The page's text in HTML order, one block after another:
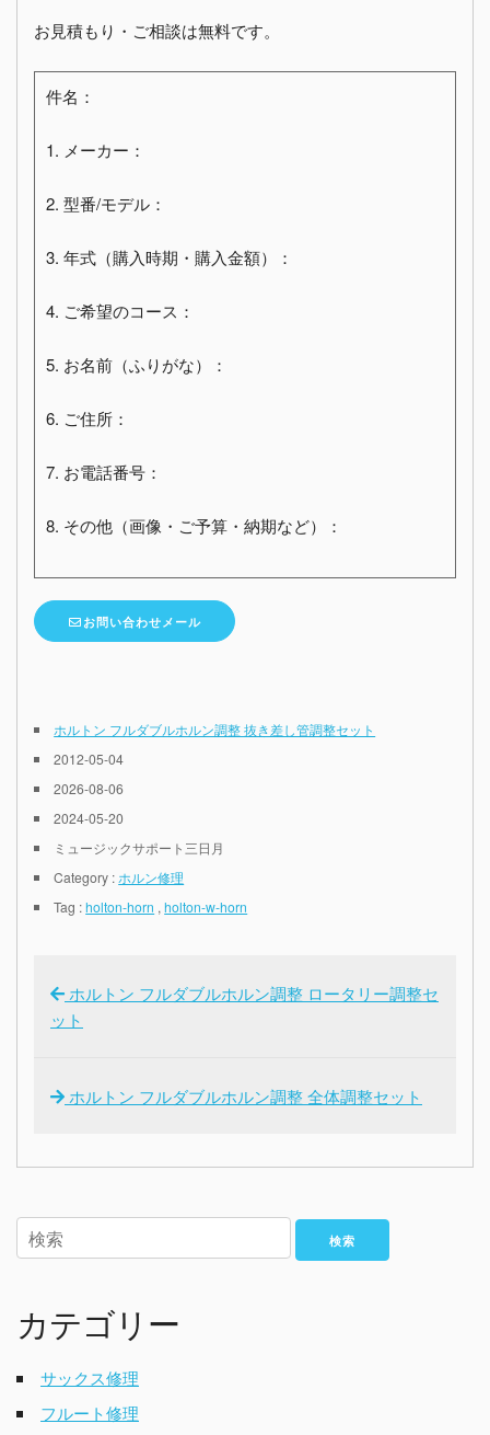
お見積もり・ご相談は無料です。
件名：
1. メーカー：
2. 型番/モデル：
3. 年式（購入時期・購入金額）：
4. ご希望のコース：
5. お名前（ふりがな）：
6. ご住所：
7. お電話番号：
8. その他（画像・ご予算・納期など）：
お問い合わせメール
ホルトン フルダブルホルン調整 抜き差し管調整セット
2012-05-04
2026-08-06
2024-05-20
ミュージックサポート三日月
Category : ホルン修理
Tag :holton-horn ,holton-w-horn
ホルトン フルダブルホルン調整 ロータリー調整セ
ット
ホルトン フルダブルホルン調整 全体調整セット
検索
カテゴリー
サックス修理
フルート修理